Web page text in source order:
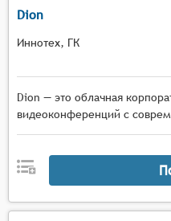
Dion
Иннотех, ГК
Dion — это облачная
видеоконференций с